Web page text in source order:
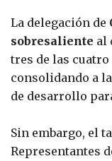
La delegación de
sobresaliente al
tres de las
consolidando a
de desarrollo
Sin embargo, el
Representantes